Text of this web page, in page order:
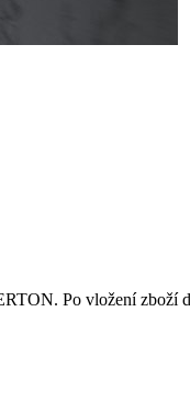
Po vložení zboží